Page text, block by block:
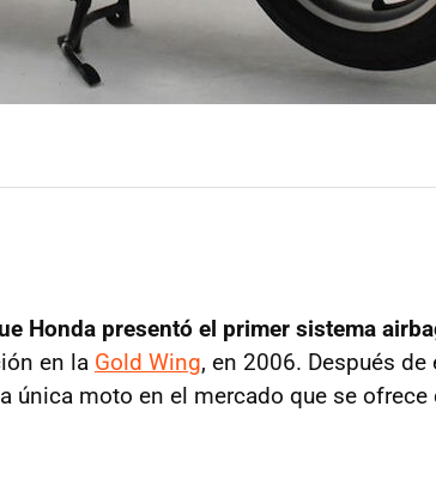
Honda presentó el primer sistema
en la Gold Wing, en 2006. Después de
única moto en el mercado que se ofrece